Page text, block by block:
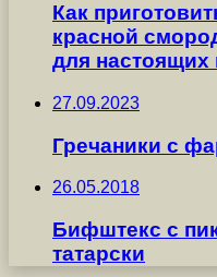
Как
красной
для настоящих
27.09.2023
Гречаники с
26.05.2018
Бифштекс с
татарски